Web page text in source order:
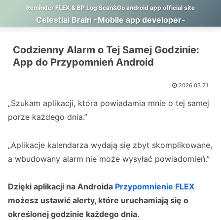
Reminder FLEX & BP Log Scan&Go android app official site
Celestial Brain -Mobile app developer-
Codzienny Alarm o Tej Samej Godzinie:
App do Przypomnień Android
2026.03.21
„Szukam aplikacji, która powiadamia mnie o tej samej
porze każdego dnia.”
„Aplikacje kalendarza wydają się zbyt skomplikowane,
a wbudowany alarm nie może wysyłać powiadomień.”
Dzięki aplikacji na Androida Przypomnienie FLEX
możesz ustawić alerty, które uruchamiają się o
określonej godzinie każdego dnia.